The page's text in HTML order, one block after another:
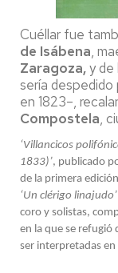
Cuéllar fue
de Isábena,
Zaragoza,y de
sería despedido
en 1823–,
Compostela,
‘Villancicos
1833)’, publicado
de la primera
‘Un clérigo linajudo’
coro y solistas,
en la que se refugió
ser interpretadas en